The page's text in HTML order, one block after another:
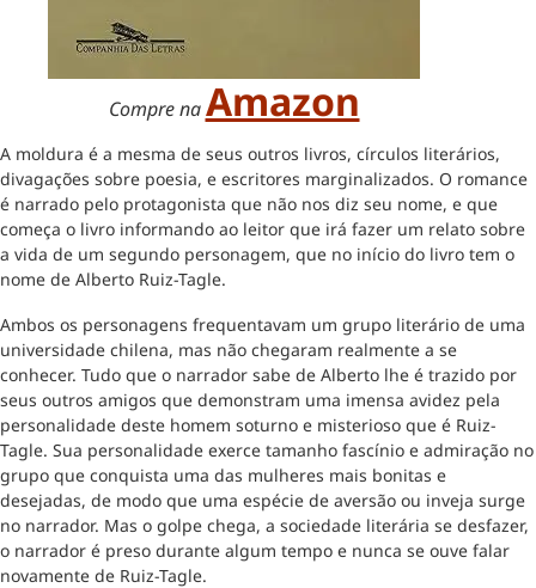
Compre naAmazon
A moldura é a mesma de seus outros livros, círculos literários,
divagações sobre poesia, e escritores marginalizados. O romance
é narrado pelo protagonista que não nos diz seu nome, e que
começa o livro informando ao leitor que irá fazer um relato sobre
a vida de um segundo personagem, que no início do livro tem o
nome de Alberto Ruiz-Tagle.
Ambos os personagens frequentavam um grupo literário de uma
universidade chilena, mas não chegaram realmente a se
conhecer. Tudo que o narrador sabe de Alberto lhe é trazido por
seus outros amigos que demonstram uma imensa avidez pela
personalidade deste homem soturno e misterioso que é Ruiz-
Tagle. Sua personalidade exerce tamanho fascínio e admiração no
grupo que conquista uma das mulheres mais bonitas e
desejadas, de modo que uma espécie de aversão ou inveja surge
no narrador. Mas o golpe chega, a sociedade literária se desfazer,
o narrador é preso durante algum tempo e nunca se ouve falar
novamente de Ruiz-Tagle.